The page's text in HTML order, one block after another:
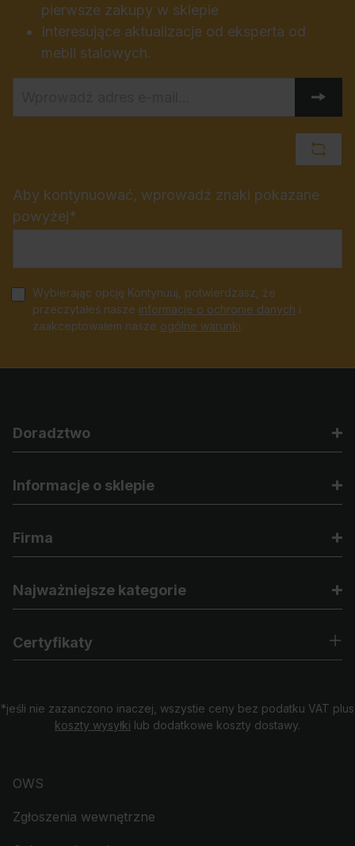
pierwsze zakupy w sklepie
Interesujące aktualizacje od eksperta od
mebli stalowych.
Aby kontynuować, wprowadź znaki pokazane
powyżej*
Wybierając opcję Kontynuuj, potwierdzasz, że
przeczytałeś nasze informacje o ochronie danych i
zaakceptowałem nasze ogólne warunki.
Doradztwo
Informacje o sklepie
Firma
Najważniejsze kategorie
Certyfikaty
*jeśli nie zazanczono inaczej, wszystie ceny bez podatku VAT plus
koszty wysyłki lub dodatkowe koszty dostawy.
OWS
Zgłoszenia wewnętrzne